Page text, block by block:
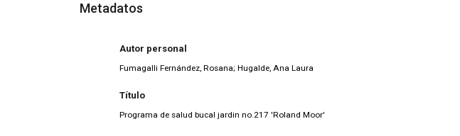
Metadatos
Autor personal
Fumagalli Fernández, Rosana; Hugalde, Ana Laura
Título
Programa de salud bucal jardin no.217 'Roland Moor'